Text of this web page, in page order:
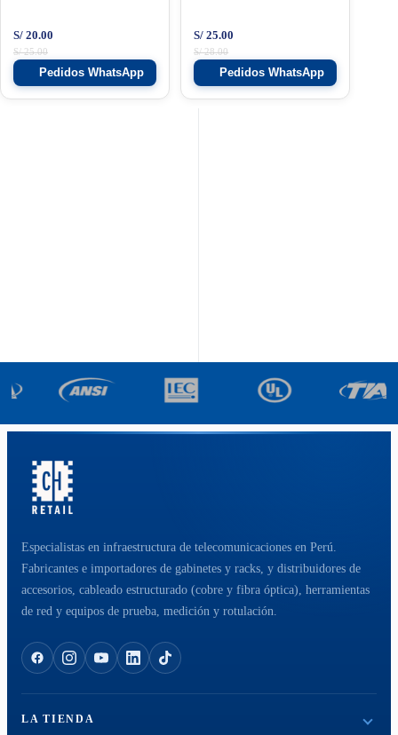
S/25.00
S/ 20.00
Pedidos WhatsApp
S/28.00
S/ 25.00
Pedidos WhatsApp
Especialistas en infraestructura de telecomunicaciones en Perú.
Fabricantes e importadores de gabinetes y racks, y distribuidores de
accesorios, cableado estructurado (cobre y fibra óptica), herramientas
de red y equipos de prueba, medición y rotulación.
LA TIENDA